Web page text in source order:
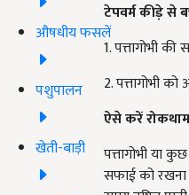
औषधीय फसलें
पशुपालन
खेती-बाड़ी
टेपवर्म कीड़े से
1. पत्तागोभी
2. पत्तागोभी
ऐसे करें
पत्तागोभी या
सफाई को रखना